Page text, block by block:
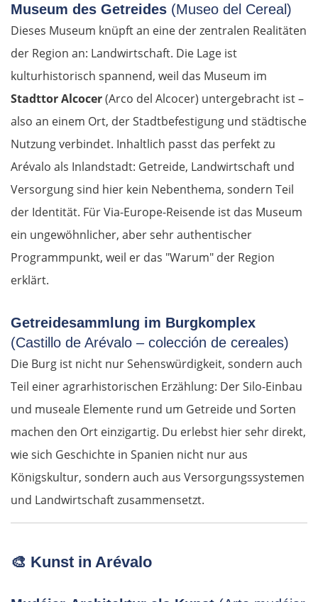
Museum des Getreides (Museo del Cereal)
Dieses Museum knüpft an eine der zentralen Realitäten
der Region an: Landwirtschaft. Die Lage ist
kulturhistorisch spannend, weil das Museum im
Stadttor Alcocer(Arco del Alcocer) untergebracht ist –
also an einem Ort, der Stadtbefestigung und städtische
Nutzung verbindet. Inhaltlich passt das perfekt zu
Arévalo als Inlandstadt: Getreide, Landwirtschaft und
Versorgung sind hier kein Nebenthema, sondern Teil
der Identität. Für Via-Europe-Reisende ist das Museum
ein ungewöhnlicher, aber sehr authentischer
Programmpunkt, weil er das "Warum" der Region
erklärt.
Getreidesammlung im Burgkomplex
(Castillo de Arévalo – colección de cereales)
Die Burg ist nicht nur Sehenswürdigkeit, sondern auch
Teil einer agrarhistorischen Erzählung: Der Silo-Einbau
und museale Elemente rund um Getreide und Sorten
machen den Ort einzigartig. Du erlebst hier sehr direkt,
wie sich Geschichte in Spanien nicht nur aus
Königskultur, sondern auch aus Versorgungssystemen
und Landwirtschaft zusammensetzt.
🎨 Kunst in Arévalo